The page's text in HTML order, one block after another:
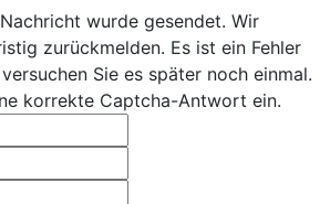
wurde gesendet. Wir
zurückmelden. Es ist ein Fehler
Sie es später noch einmal.
korrekte Captcha-Antwort ein.